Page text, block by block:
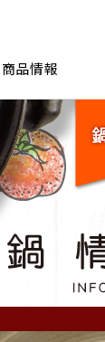
商品情報